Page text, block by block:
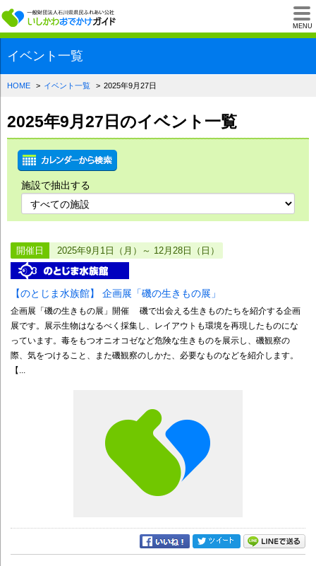
MENU
一般財団法人石川
イベント一覧
HOME イベント一覧 2025年9月27日
2025年9月27日のイベント一覧
施設で抽出する
開催日 2025年9月1日（月）～ 12月28日（日）
【のとじま水族館】 企画展「磯の生きもの展」
企画展「磯の生きもの展」開催 磯で出会える生きものたちを紹介する企画
展です。展示生物はなるべく採集し、レイアウトも環境を再現したものにな
っています。毒をもつオニオコゼなど危険な生きものを展示し、磯観察の
際、気をつけること、また磯観察のしかた、必要なものなどを紹介します。
【...